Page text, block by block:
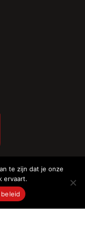
te zijn dat je onze
ervaart.